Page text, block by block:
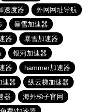
速度器
外网网址导航
暴雪加速器
器
暴雪加速器
银河加速器
器
hammer加速器
速器
纵云梯加速器
器
海外梯子官网